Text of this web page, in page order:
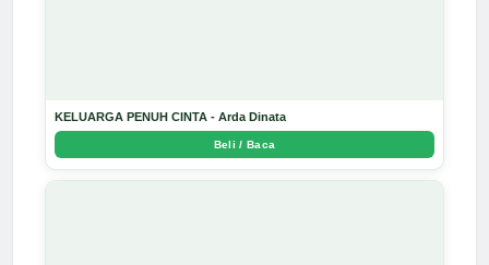
KELUARGA PENUH CINTA - Arda Dinata
Beli / Baca